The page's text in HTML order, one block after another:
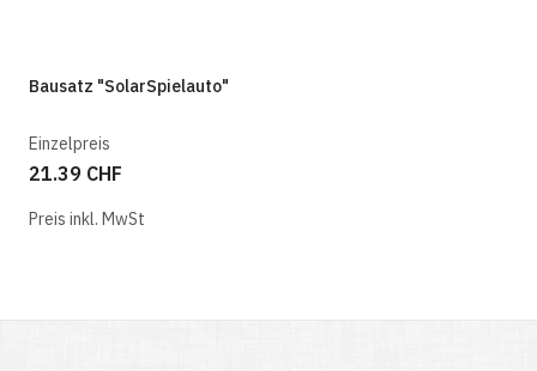
Bausatz "SolarSpielauto"
Einzelpreis
21.39 CHF
Preis inkl. MwSt